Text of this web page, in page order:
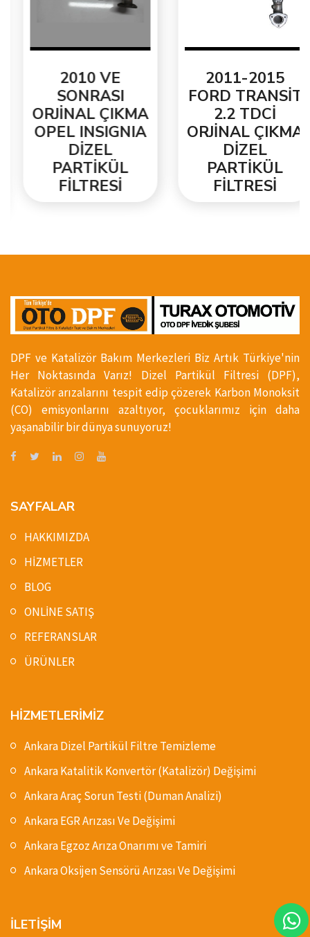
2010 VE
SONRASI
ORJİNAL ÇIKMA
OPEL INSIGNIA
DİZEL
PARTİKÜL
FİLTRESİ
2011-2015
FORD TRANSİT
2.2 TDCİ
ORJİNAL ÇIKMA
DİZEL
PARTİKÜL
FİLTRESİ
DPF ve Katalizör Bakım Merkezleri Biz Artık Türkiye'nin
Her Noktasında Varız! Dizel Partikül Filtresi (DPF),
Katalizör arızalarını tespit edip çözerek Karbon Monoksit
(CO) emisyonlarını azaltıyor, çocuklarımız için daha
yaşanabilir bir dünya sunuyoruz!
SAYFALAR
HAKKIMIZDA
HİZMETLER
BLOG
ONLİNE SATIŞ
REFERANSLAR
ÜRÜNLER
HİZMETLERİMİZ
Ankara Dizel Partikül Filtre Temizleme
Ankara Katalitik Konvertör (Katalizör) Değişimi
Ankara Araç Sorun Testi (Duman Analizi)
Ankara EGR Arızası Ve Değişimi
Ankara Egzoz Arıza Onarımı ve Tamiri
Ankara Oksijen Sensörü Arızası Ve Değişimi
İLETİŞİM